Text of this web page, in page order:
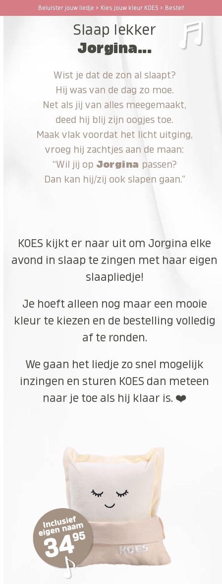
Beluister jouw liedje > Kies jouw kleur KOES > Bestel!
Open
Close
Slaap lekker
Jorgina...
Wist je dat de zon al slaapt?
Hij was van de dag zo moe.
Net als jij van alles meegemaakt,
deed hij blij zijn oogjes toe.
Maak vlak voordat het licht uitging,
vroeg hij zachtjes aan de maan:
“Wil jij op Jorgina passen?
Dan kan hij/zij ook slapen gaan.”
KOES kijkt er naar uit om Jorgina elke
avond in slaap te zingen met haar eigen
slaapliedje!
Je hoeft alleen nog maar een mooie
kleur te kiezen en de bestelling volledig
af te ronden.
We gaan het liedje zo snel mogelijk
inzingen en sturen KOES dan meteen
naar je toe als hij klaar is. ❤️